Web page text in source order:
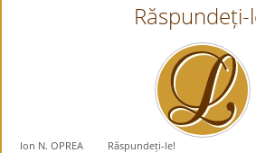
Răspundeți-
Ion N. OPREA